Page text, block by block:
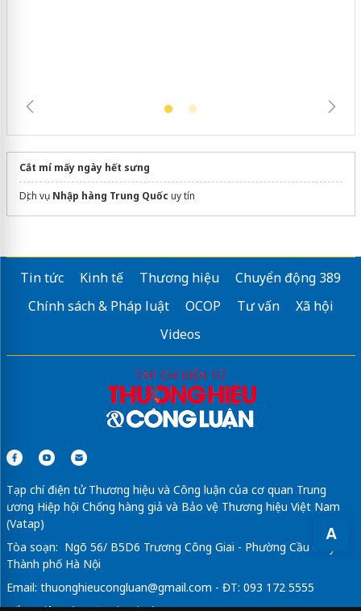
A
Cắt mí mấy ngày hết sưng
Dịch vụ Nhập hàng Trung Quốc uy tín
Tin tức Kinh tế Thương hiệu
Chuyển động 389
Chính sách & Pháp luật
OCOP Tư vấn
Xã hội
Videos
Tạp chí điện tử Thương hiệu và Công luận của cơ quan Trung
ương Hiệp hội Chống hàng giả và Bảo vệ Thương hiệu Việt Nam
(Vatap)
Tòa soạn: Ngõ 56/ B5D6 Trương Công Giai - Phường Cầu Giấy -
Thành phố Hà Nội
Email: thuonghieucongluan@gmail.com - ĐT: 093 172 5555